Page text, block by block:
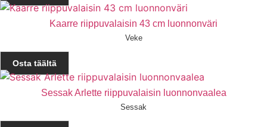
Kaarre riippuvalaisin 43 cm luonnonväri
Veke
Osta täältä
Sessak Arlette riippuvalaisin luonnonvaalea
Sessak